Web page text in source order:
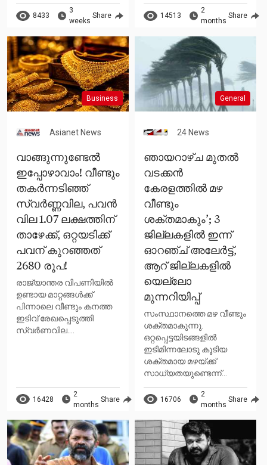
8433
3
weeks
Share 14513
2
months
Share
Business
Asianet News
വാങ്ങുന്നുണ്ടേൽ
ഇപ്പോഴാവാം! വീണ്ടും
തകർന്നടിഞ്ഞ്
സ്വർണ്ണവില, പവൻ
വില 1.07 ലക്ഷത്തിന്
താഴേക്ക്, ഒറ്റയടിക്ക്
പവന് കുറഞ്ഞത്
2680 രൂപ!
രാജ്യാന്തര വിപണിയിൽ
ഉണ്ടായ മാറ്റങ്ങൾക്ക്
പിന്നാലെ വീണ്ടും കനത്ത
ഇടിവ് രേഖപ്പെടുത്തി
സ്വര്‍ണവില....
16428
2
months
Share
General
24 News
ഞായറാഴ്ച മുതൽ
വടക്കൻ
കേരളത്തിൽ മഴ
വീണ്ടും
ശക്തമാകും’; 3
ജില്ലകളിൽ ഇന്ന്
ഓറഞ്ച് അലേർട്ട്,
ആറ് ജില്ലകളിൽ
യെല്ലോ
മുന്നറിയിപ്പ്
സംസ്ഥാനത്തെ മഴ വീണ്ടും
ശക്തമാകുന്നു.
ഒറ്റപ്പെട്ടയിടങ്ങളിൽ
ഇടിമിന്നലോടു കൂടിയ
ശക്തമായ മഴയ്ക്ക്
സാധ്യതയുണ്ടെന്ന്...
16706
2
months
Share